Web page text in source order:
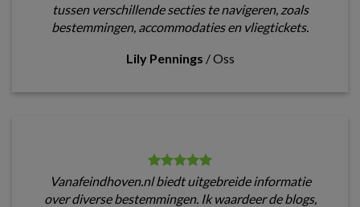
tussen verschillende secties te navigeren, zoals
bestemmingen, accommodaties en vliegtickets.
Lily Pennings /Oss
Vanafeindhoven.nl biedt uitgebreide informatie
over diverse bestemmingen. Ik waardeer de blogs,